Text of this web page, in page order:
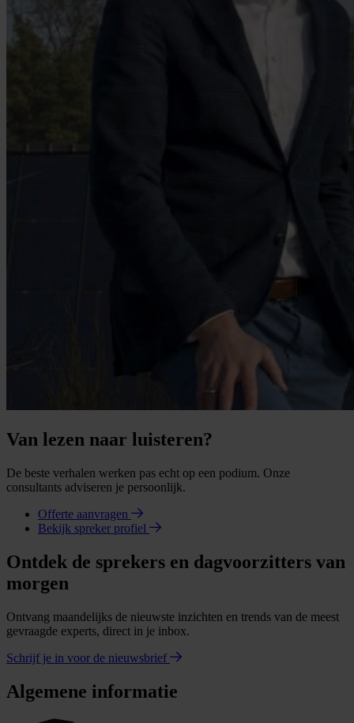
Van lezen naar luisteren?
De beste verhalen werken pas echt op een podium. Onze
consultants adviseren je persoonlijk.
Offerte aanvragen
Bekijk spreker profiel
Ontdek de sprekers en dagvoorzitters van
morgen
Ontvang maandelijks de nieuwste inzichten en trends van de meest
gevraagde experts, direct in je inbox.
Schrijf je in voor de nieuwsbrief
Algemene informatie